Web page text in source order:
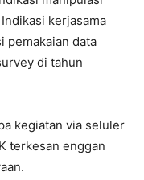
kerjasama
pemakaian data
di tahun
kegiatan via seluler
terkesan enggan